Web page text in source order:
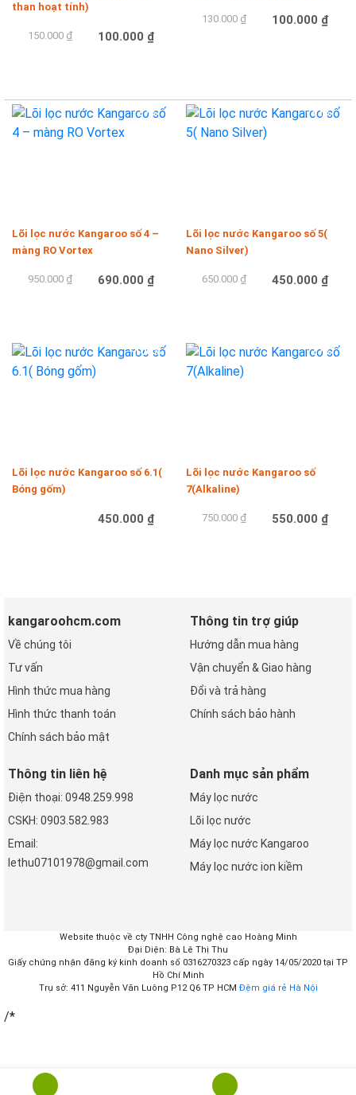
than hoạt tính)
150.000 ₫ 100.000 ₫
130.000 ₫ 100.000 ₫
-27%
Lõi lọc nước Kangaroo số 4 –
màng RO Vortex
950.000 ₫ 690.000 ₫
-31%
Lõi lọc nước Kangaroo số 5(
Nano Silver)
650.000 ₫ 450.000 ₫
-100%
Lõi lọc nước Kangaroo số 6.1(
Bóng gốm)
450.000 ₫
-27%
Lõi lọc nước Kangaroo số
7(Alkaline)
750.000 ₫ 550.000 ₫
kangaroohcm.com
Về chúng tôi
Tư vấn
Hình thức mua hàng
Hình thức thanh toán
Chính sách bảo mật
Thông tin trợ giúp
Hướng dẫn mua hàng
Vận chuyển & Giao hàng
Đổi và trả hàng
Chính sách bảo hành
Thông tin liên hệ
Điện thoại: 0948.259.998
CSKH: 0903.582.983
Email:
lethu07101978@gmail.com
Danh mục sản phẩm
Máy lọc nước
Lõi lọc nước
Máy lọc nước Kangaroo
Máy lọc nước ion kiềm
Website thuộc về cty TNHH Công nghệ cao Hoàng Minh
Đại Diện: Bà Lê Thị Thu
Giấy chứng nhận đăng ký kinh doanh số 0316270323 cấp ngày 14/05/2020 tại TP
Hồ Chí Minh
Trụ sở: 411 Nguyễn Văn Luông P12 Q6 TP HCM Đệm giá rẻ Hà Nội
/*